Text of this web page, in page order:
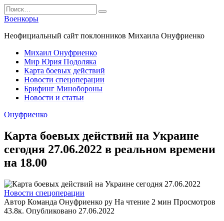
Перейти
к
содержанию
Search
for:
Военкоры
Неофициальный сайт поклонников Михаила Онуфриенко
Михаил Онуфриенко
Мир Юрия Подоляка
Карта боевых действий
Новости спецоперации
Брифинг Минобороны
Новости и статьи
Онуфриенко
Карта боевых действий на Украине
сегодня 27.06.2022 в реальном времени
на 18.00
Новости спецоперации
Автор Команда Онуфриенко ру На чтение 2 мин Просмотров
43.8к. Опубликовано 27.06.2022